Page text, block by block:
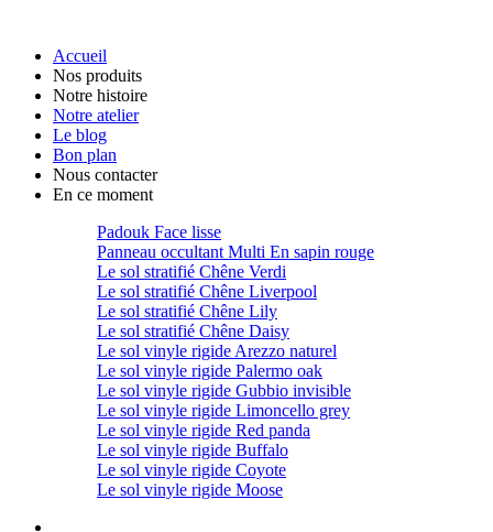
Accueil
Nos produits
Notre histoire
Notre atelier
Le blog
Bon plan
Nous contacter
En ce moment
Padouk Face lisse
Panneau occultant Multi En sapin rouge
Le sol stratifié Chêne Verdi
Le sol stratifié Chêne Liverpool
Le sol stratifié Chêne Lily
Le sol stratifié Chêne Daisy
Le sol vinyle rigide Arezzo naturel
Le sol vinyle rigide Palermo oak
Le sol vinyle rigide Gubbio invisible
Le sol vinyle rigide Limoncello grey
Le sol vinyle rigide Red panda
Le sol vinyle rigide Buffalo
Le sol vinyle rigide Coyote
Le sol vinyle rigide Moose